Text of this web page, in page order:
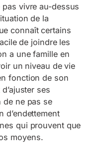
vivre au-dessus
de la
connaît certains
de joindre les
a une famille en
un niveau de vie
fonction de son
ses
de ne pas se
d’endettement
qui prouvent que
moyens.